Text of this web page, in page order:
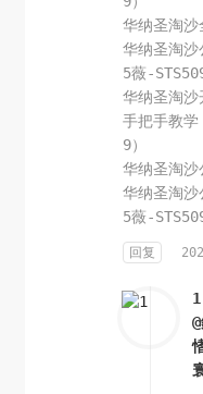
华纳圣淘沙
华纳圣淘
5薇-
华纳圣淘沙
手把手教
9）
华纳圣淘沙
华纳圣淘
5薇-
回复
1